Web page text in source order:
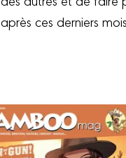
après ces derniers